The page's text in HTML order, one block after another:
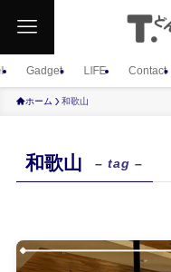
Gadget LIFE Contact
ホーム 和歌山
和歌山 – tag –